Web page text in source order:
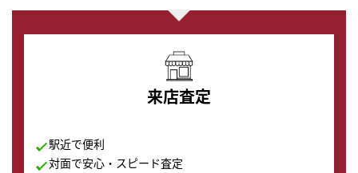
来店査定
駅近で便利
対面で安心・スピード査定